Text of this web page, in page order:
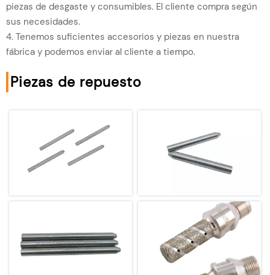
piezas de desgaste y consumibles. El cliente compra según
sus necesidades.
4. Tenemos suficientes accesorios y piezas en nuestra
fábrica y podemos enviar al cliente a tiempo.
Piezas de repuesto